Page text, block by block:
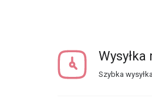
Szybka